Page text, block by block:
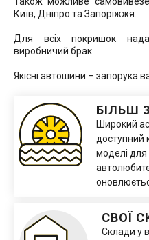
Київ, Дніпро та Запоріжжя.
Для всіх покришок
виробничий брак.
Якісні автошини – запорука
БІЛЬШ
Широкий
доступний
моделі
СВОЇ
Склади у